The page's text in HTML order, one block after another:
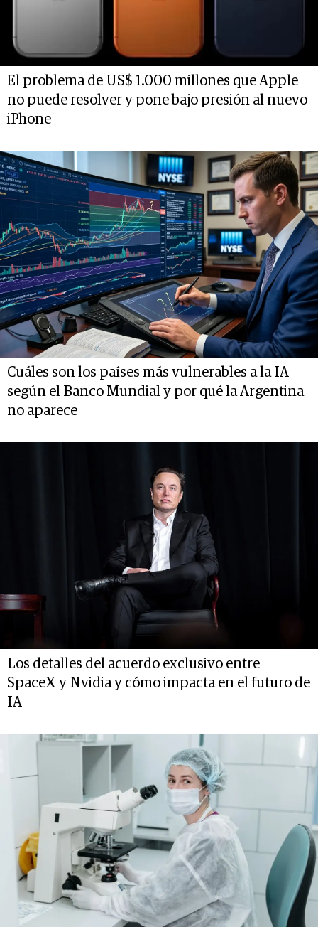
El problema de US$ 1.000 millones que Apple
no puede resolver y pone bajo presión al nuevo
iPhone
Cuáles son los países más vulnerables a la IA
según el Banco Mundial y por qué la Argentina
no aparece
Los detalles del acuerdo exclusivo entre
SpaceX y Nvidia y cómo impacta en el futuro de
IA